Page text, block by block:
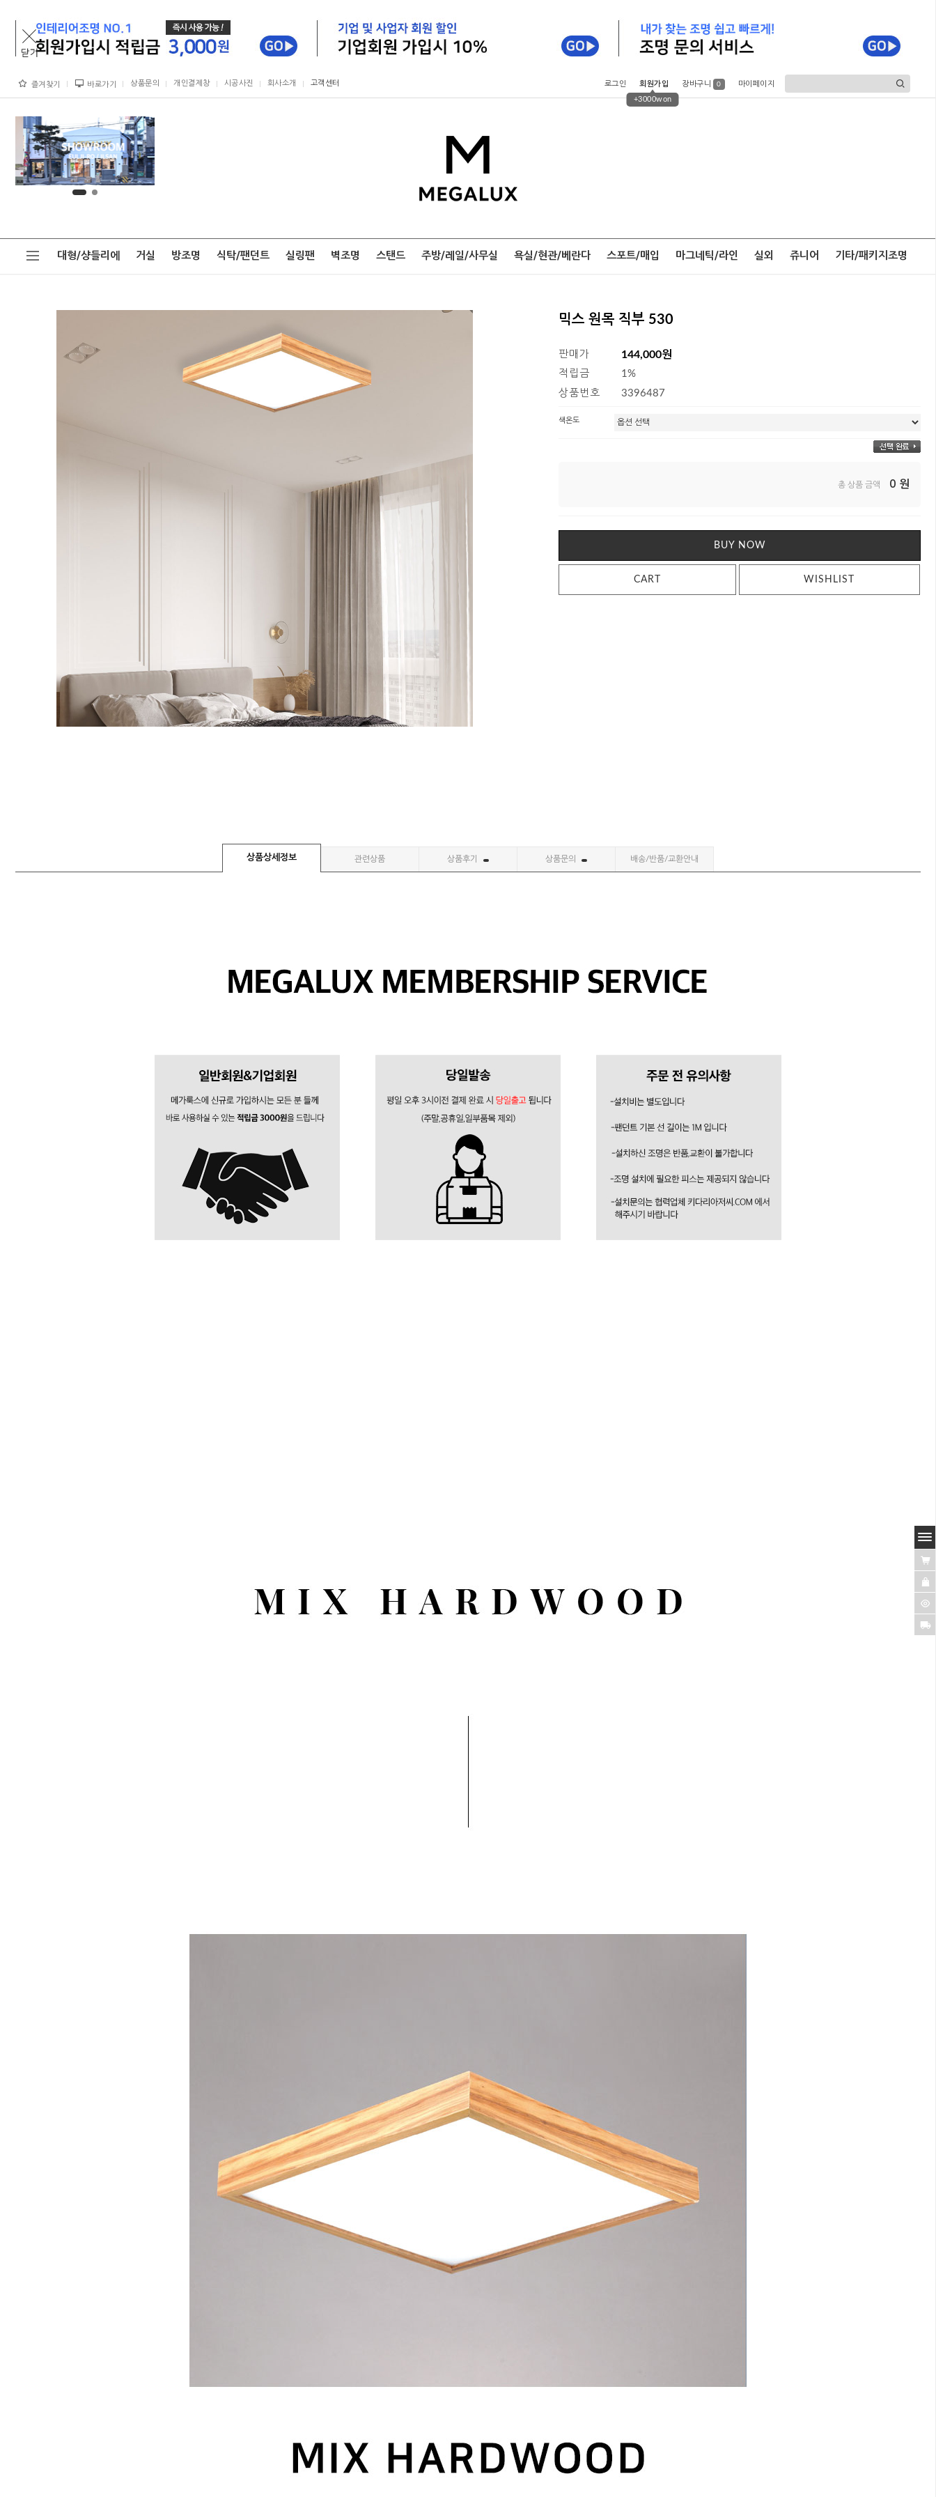
즐겨찾기 바로가기 상품문의 개인결제창 시공사진 회사소개 고객센터 로그인 회원가입
+3000won
장바구니 0 마이페이지
대형/샹들리에 거실 방조명 식탁/팬던트 실링팬 벽조명 스탠드 주방/레일/사무실 욕실/현관/베란다 스포트/매입 마그네틱/라인 실외 쥬니어 기타/패키지조명
믹스 원목 직부 530
판매가 144,000원
적립금
1%
상품번호
3396487
색온도
총 상품 금액 0 원
BUY NOW
CART WISHLIST
상품상세정보 관련상품 상품후기 상품문의 배송/반품/교환안내